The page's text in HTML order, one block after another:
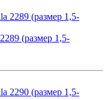
(размер 1,5-